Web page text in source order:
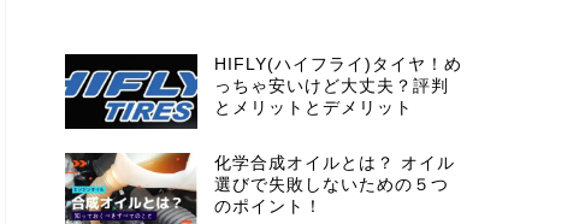
HIFLY(ハイフライ)タイヤ！め
っちゃ安いけど大丈夫？評判
とメリットとデメリット
化学合成オイルとは？ オイル
選びで失敗しないための５つ
のポイント！